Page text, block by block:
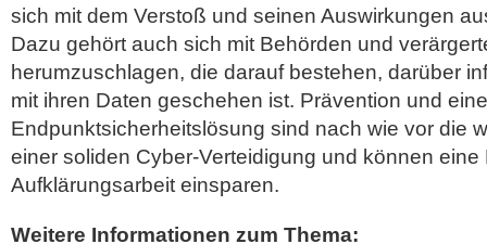
sich mit dem Verstoß und seinen Auswirkungen
Dazu gehört auch sich mit Behörden und
herumzuschlagen, die darauf bestehen, darüber
mit ihren Daten geschehen ist. Prävention und
Endpunktsicherheitslösung sind nach wie vor die
einer soliden Cyber-Verteidigung und können
Aufklärungsarbeit einsparen.
Weitere Informationen zum Thema: